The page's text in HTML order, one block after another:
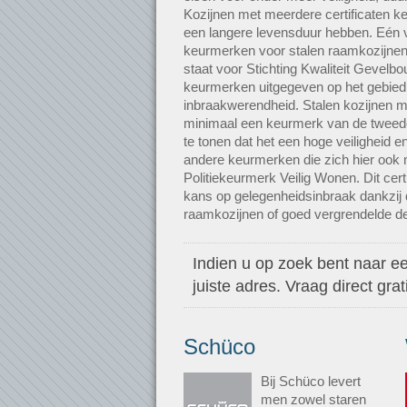
Kozijnen met meerdere certificaten
een langere levensduur hebben. Eén
keurmerken voor stalen
staat voor Stichting Kwaliteit
keurmerken uitgegeven op het
inbraakwerendheid. Stalen kozijnen
minimaal een keurmerk van de
te tonen dat het een hoge veiligheid
andere keurmerken die zich hier ook
Politiekeurmerk Veilig Wonen. Dit
kans op gelegenheidsinbraak
raamkozijnen of goed vergrendelde
Indien u op zoek bent naar
juiste adres. Vraag direct
Schüco
Bij Schüco levert
men zowel staren